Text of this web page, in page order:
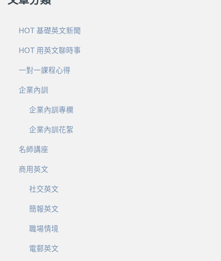
HOT 基礎英文新聞
HOT 用英文聊時事
一對一課程心得
企業內訓
企業內訓專欄
企業內訓花絮
名師講座
商用英文
社交英文
簡報英文
職場情境
電郵英文